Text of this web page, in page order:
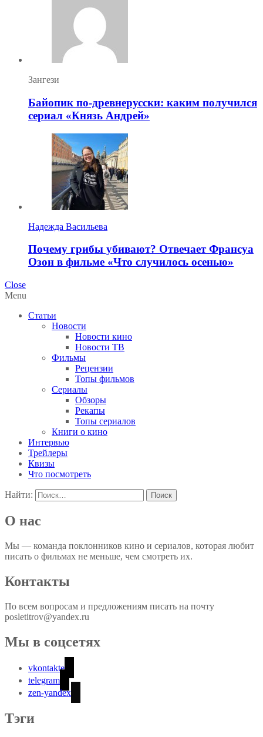
Зангези
Байопик по-древнерусски: каким получился
сериал «Князь Андрей»
Надежда Васильева
Почему грибы убивают? Отвечает Франсуа
Озон в фильме «Что случилось осенью»
Close
Menu
Статьи
Новости
Новости кино
Новости ТВ
Фильмы
Рецензии
Топы фильмов
Сериалы
Обзоры
Рекапы
Топы сериалов
Книги о кино
Интервью
Трейлеры
Квизы
Что посмотреть
Найти:
О нас
Мы — команда поклонников кино и сериалов, которая любит
писать о фильмах не меньше, чем смотреть их.
Контакты
По всем вопросам и предложениям писать на почту
posletitrov@yandex.ru
Мы в соцсетях
vkontakte
telegram
zen-yandex
Тэги